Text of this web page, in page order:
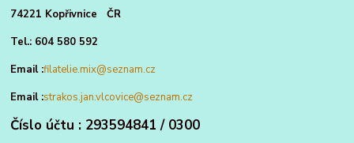
74221 Kopřivnice ČR
Tel.: 604 580 592
Email :filatelie.mix@seznam.cz
Email :strakos.jan.vlcovice@seznam.cz
Číslo účtu : 293594841 / 0300